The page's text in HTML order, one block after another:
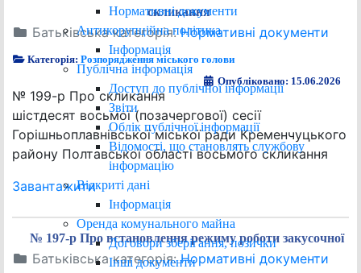
Нормативні документи
Антикорупційна політика
Інформація
Публічна інформація
Доступ до публічної інформації
Звіти
Облік публічної інформації
Відомості, що становлять службову
інформацію
Відкриті дані
Інформація
Оренда комунального майна
Договори зберігання, позички
Інші документи
скликання
Батьківська категорія:Нормативні документи
Категорія:Розпорядження міського голови
Опубліковано: 15.06.2026
№ 199-р Про скликання
шістдесят восьмої (позачергової) сесії
Горішньоплавнівської міської ради Кременчуцького
району Полтавської області восьмого скликання
Завантажити
№ 197-р Про встановлення режиму роботи закусочної
Батьківська категорія:Нормативні документи